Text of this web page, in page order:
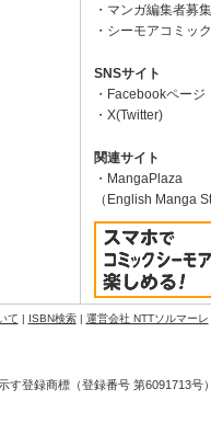
マンガ編集者募集
シーモアコミッ
SNSサイト
Facebookページ
X(Twitter)
関連サイト
MangaPlaza
（English Manga
て | ISBN検索| 運営会社 NTTソルマーレ
登録商標（登録番号 第6091713号